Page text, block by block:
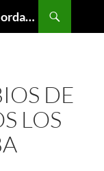
【Envío Gratis】Camiseta Michael Jordan NBA Barata
DE
LOS